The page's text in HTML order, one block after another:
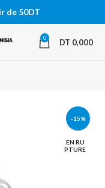
0 DT 0,000
-15%
EN RU
PTURE
de 50DT